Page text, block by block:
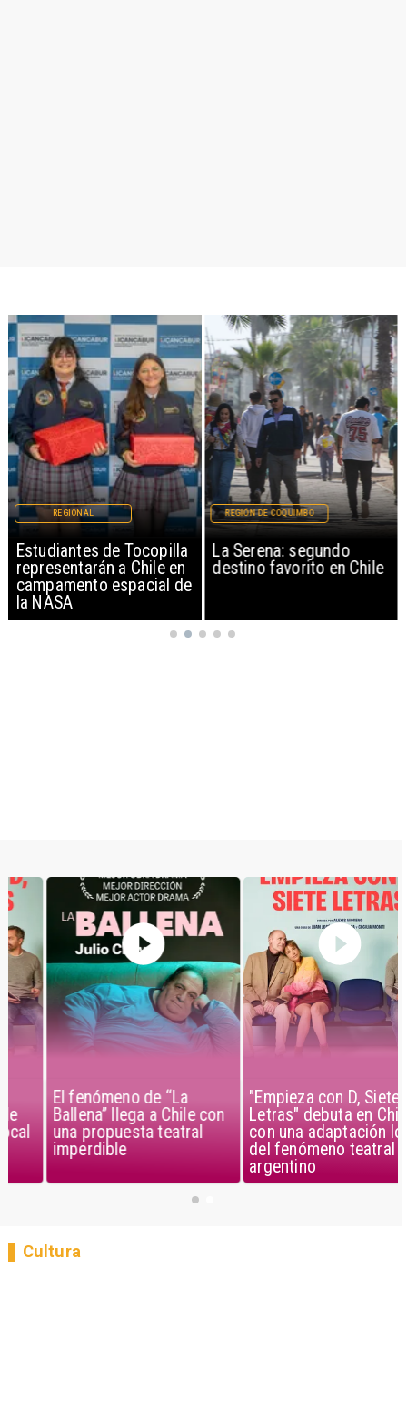
Estudiantes de Tocopilla
representarán a Chile en
campamento espacial de
la NASA
REGIONAL
La Serena: segundo
destino favorito en Chile
REGIÓN DE COQUIMBO
El fenómeno de “La
Ballena” llega a Chile con
una propuesta teatral
imperdible
"Empieza con D, Siete
Letras" debuta en Chile
con una adaptación local
del fenómeno teatral
argentino
Cultura